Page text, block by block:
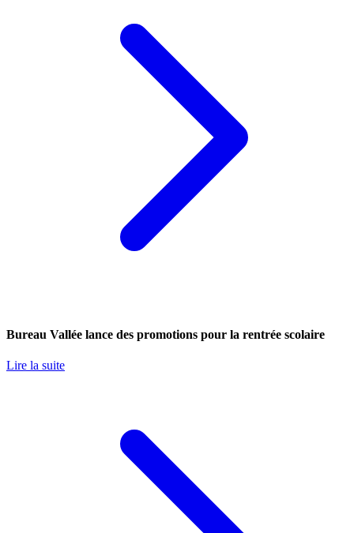
Bureau Vallée lance des promotions pour la rentrée scolaire
Lire la suite